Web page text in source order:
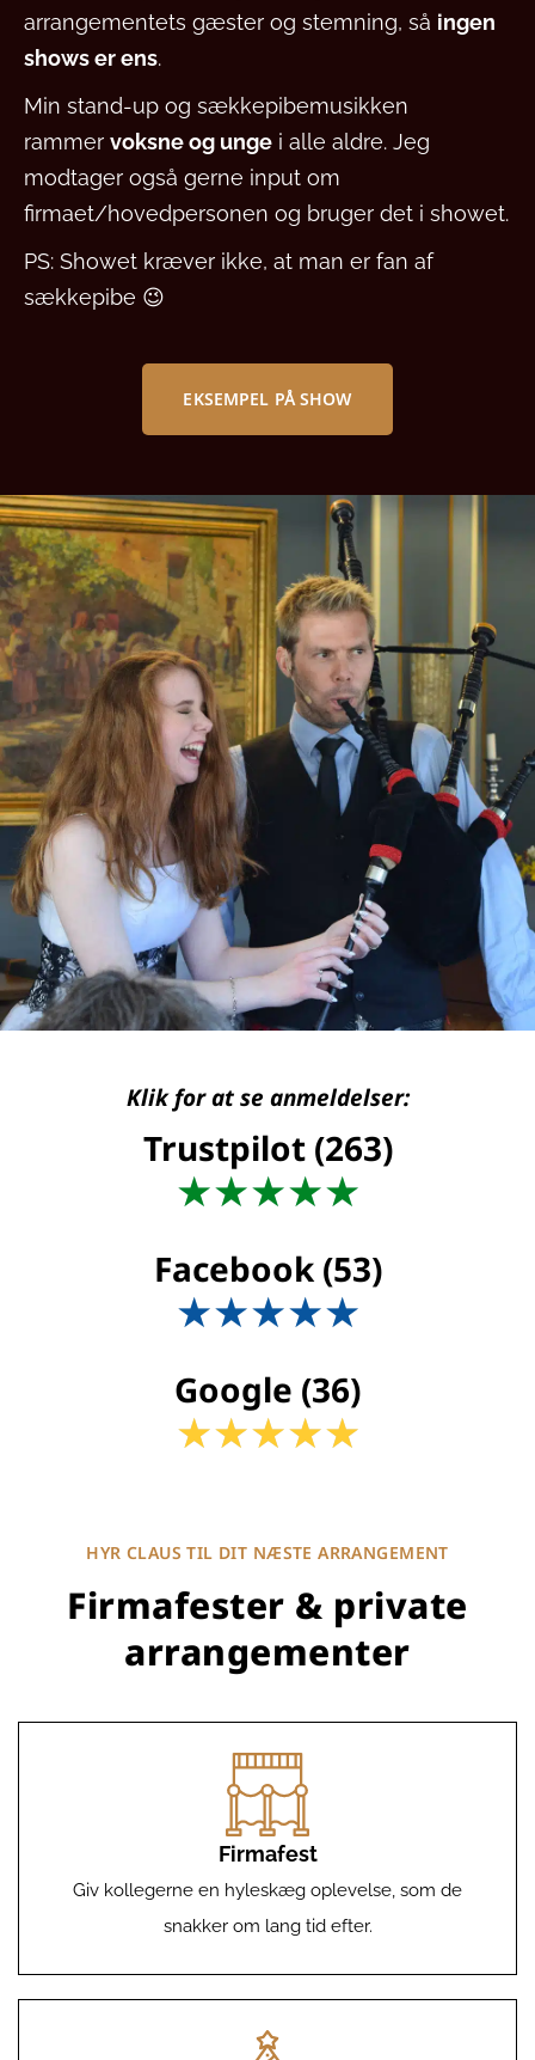
arrangementets gæster og stemning, så ingen
shows er ens.
Min stand-up og sækkepibemusikken
rammer voksne og unge i alle aldre. Jeg
modtager også gerne input om
firmaet/hovedpersonen og bruger det i showet.
PS: Showet kræver ikke, at man er fan af
sækkepibe 😉
EKSEMPEL PÅ SHOW
Klik for at se anmeldelser:
Trustpilot (263)
★★★★★
Facebook (53)
★★★★★
Google (36)
★★★★★
HYR CLAUS TIL DIT NÆSTE ARRANGEMENT
Firmafester & private
arrangementer
Firmafest
Giv kollegerne en hyleskæg oplevelse, som de
snakker om lang tid efter.